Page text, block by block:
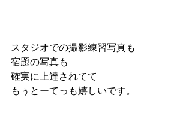
スタジオでの撮影練習写真も
宿題の写真も
確実に上達されてて
もぅとーてっも嬉しいです。